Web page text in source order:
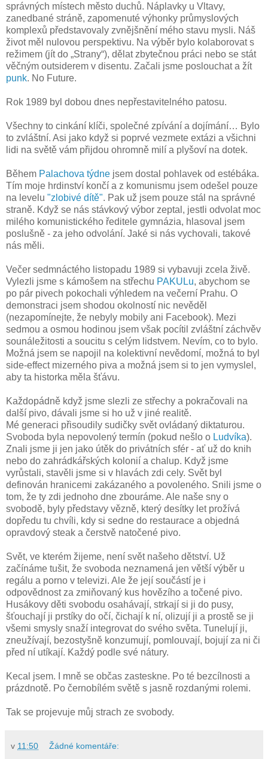
správných místech město duchů. Náplavky u Vltavy,
zanedbané stráně, zapomenuté výhonky průmyslových
komplexů představovaly zvnějšnění mého stavu mysli. Náš
život měl nulovou perspektivu. Na výběr bylo kolaborovat s
režimem (jít do „Strany“), dělat zbytečnou práci nebo se stát
věčným outsiderem v disentu. Začali jsme poslouchat a žít
punk. No Future.
Rok 1989 byl dobou dnes nepřestavitelného patosu.
Všechny to cinkání klíči, společné zpívání a dojímání… Bylo
to zvláštní. Asi jako když si poprvé vezmete extázi a všichni
lidi na světě vám přijdou ohromně milí a plyšoví na dotek.
Během Palachova týdne jsem dostal pohlavek od estébáka.
Tím moje hrdinství končí a z komunismu jsem odešel pouze
na levelu "zlobivé dítě". Pak už jsem pouze stál na správné
straně. Když se nás stávkový výbor zeptal, jestli odvolat moc
milého komunistického ředitele gymnázia, hlasoval jsem
poslušně - za jeho odvolání. Jaké si nás vychovali, takové
nás měli.
Večer sedmnáctého listopadu 1989 si vybavuji zcela živě.
Vylezli jsme s kámošem na střechu PAKULu, abychom se
po pár pivech pokochali výhledem na večerní Prahu. O
demonstraci jsem shodou okolností nic nevěděl
(nezapomínejte, že nebyly mobily ani Facebook). Mezi
sedmou a osmou hodinou jsem však pocítil zvláštní záchvěv
sounáležitosti a soucitu s celým lidstvem. Nevím, co to bylo.
Možná jsem se napojil na kolektivní nevědomí, možná to byl
side-effect mizerného piva a možná jsem si to jen vymyslel,
aby ta historka měla šťávu.
Každopádně když jsme slezli ze střechy a pokračovali na
další pivo, dávali jsme si ho už v jiné realitě.
Mé generaci přisoudily sudičky svět ovládaný diktaturou.
Svoboda byla nepovolený termín (pokud nešlo o Ludvíka).
Znali jsme ji jen jako útěk do privátních sfér - ať už do knih
nebo do zahrádkářských kolonií a chalup. Když jsme
vyrůstali, stavěli jsme si v hlavách zdi cely. Svět byl
definován hranicemi zakázaného a povoleného. Snili jsme o
tom, že ty zdi jednoho dne zbouráme. Ale naše sny o
svobodě, byly představy vězně, který desítky let prožívá
dopředu tu chvíli, kdy si sedne do restaurace a objedná
opravdový steak a čerstvě natočené pivo.
Svět, ve kterém žijeme, není svět našeho dětství. Už
začínáme tušit, že svoboda neznamená jen větší výběr u
regálu a porno v televizi. Ale že její součástí je i
odpovědnost za zmiňovaný kus hovězího a točené pivo.
Husákovy děti svobodu osahávají, strkají si ji do pusy,
šťouchají ji prstíky do očí, čichají k ní, olizují ji a prostě se ji
všemi smysly snaží integrovat do svého světa. Tunelují ji,
zneužívají, bezostyšně konzumují, pomlouvají, bojují za ni či
před ní utíkají. Každý podle své nátury.
Kecal jsem. I mně se občas zasteskne. Po té bezcílnosti a
prázdnotě. Po černobílém světě s jasně rozdanými rolemi.
Tak se projevuje můj strach ze svobody.
v 11:50 Žádné komentáře: